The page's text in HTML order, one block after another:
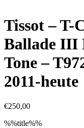
Tissot – T-
Ballade III
Tone –
2011-heute
€250,00
%%title%%